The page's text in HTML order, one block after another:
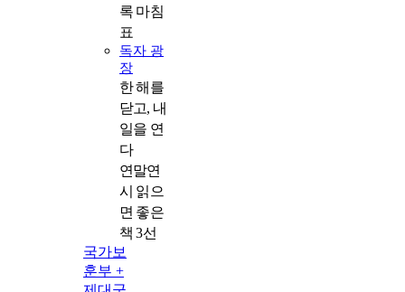
록 마침
표
독자 광
장
한 해를
닫고, 내
일을 연
다
연말연
시 읽으
면 좋은
책 3선
국가보
훈부 +